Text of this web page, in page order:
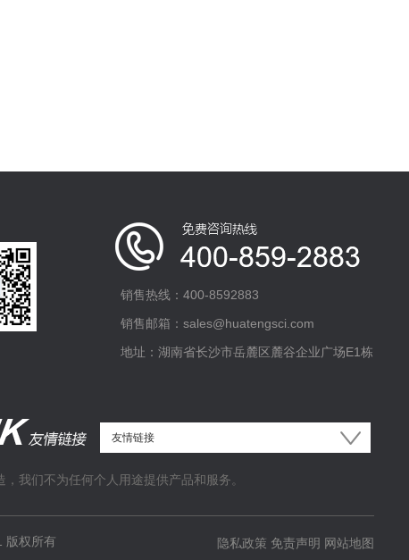
销售热线：400-8592883
销售邮箱：sales@huatengsci.com
地址：湖南省长沙市岳麓区麓谷企业广场E1栋
我们不为任何个人用途提供产品和服务。
版权所有 隐私政策 免责声明 网站地图